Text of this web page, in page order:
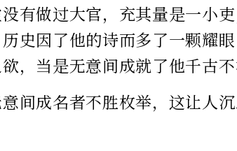
有做过大官，充其量是一小
史因了他的诗而多了一颗耀
，当是无意间成就了他千古
间成名者不胜枚举，这让人